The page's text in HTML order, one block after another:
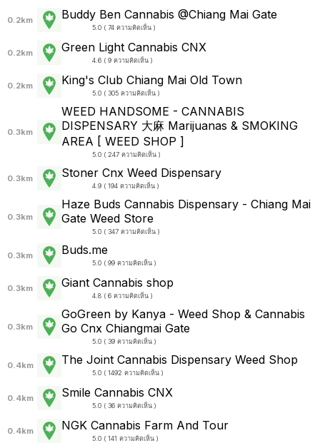
0.2km Buddy Ben Cannabis @Chiang Mai Gate
5.0 ( 74 ความคิดเห็น )
0.2km Green Light Cannabis CNX
4.6 ( 9 ความคิดเห็น )
0.2km King's Club Chiang Mai Old Town
5.0 ( 305 ความคิดเห็น )
0.3km
WEED HANDSOME - CANNABIS
DISPENSARY 大麻 Marijuanas & SMOKING
AREA [ WEED SHOP ]
5.0 ( 247 ความคิดเห็น )
0.3km Stoner Cnx Weed Dispensary
4.9 ( 194 ความคิดเห็น )
0.3km
Haze Buds Cannabis Dispensary - Chiang Mai
Gate Weed Store
5.0 ( 347 ความคิดเห็น )
0.3km Buds.me
5.0 ( 99 ความคิดเห็น )
0.3km Giant Cannabis shop
4.8 ( 6 ความคิดเห็น )
0.3km
GoGreen by Kanya - Weed Shop & Cannabis
Go Cnx Chiangmai Gate
5.0 ( 39 ความคิดเห็น )
0.4km The Joint Cannabis Dispensary Weed Shop
5.0 ( 1492 ความคิดเห็น )
0.4km Smile Cannabis CNX
5.0 ( 36 ความคิดเห็น )
0.4km NGK Cannabis Farm And Tour
5.0 ( 141 ความคิดเห็น )